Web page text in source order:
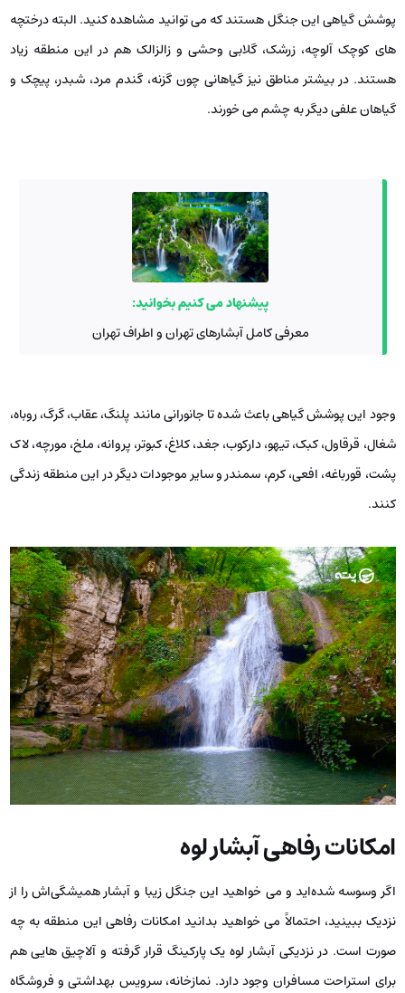
پوشش گیاهی این جنگل هستند که می ‌توانید مشاهده کنید. البته درختچه
‌های کوچک آلوچه، زرشک، گلابی وحشی و زالزالک هم در این منطقه زیاد
هستند. در بیشتر مناطق نیز گیاهانی چون گزنه، گندم مرد، شبدر، پیچک و
گیاهان علفی دیگر به چشم می‌ خورند.
پیشنهاد می کنیم بخوانید:
معرفی کامل آبشارهای تهران و اطراف تهران
وجود این پوشش گیاهی باعث شده تا جانورانی مانند پلنگ، عقاب، گرگ، روباه،
شغال، قرقاول، کبک، تیهو، دارکوب، جغد، کلاغ، کبوتر، پروانه، ملخ، مورچه، لاک
پشت، قورباغه، افعی، کرم، سمندر و سایر موجودات دیگر در این منطقه زندگی
کنند.
امکانات رفاهی آبشار لوه
اگر وسوسه شده‌اید و می‌ خواهید این جنگل زیبا و آبشار همیشگی‌اش را از
نزدیک ببینید، احتمالاً می ‌خواهید بدانید امکانات رفاهی این منطقه به چه
صورت است. در نزدیکی آبشار لوه یک پارکینگ قرار گرفته و آلاچیق ‌هایی هم
برای استراحت مسافران وجود دارد. نمازخانه، سرویس بهداشتی و فروشگاه